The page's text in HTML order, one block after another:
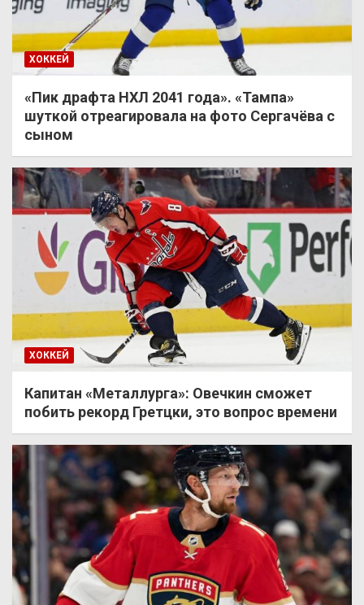
ХОККЕЙ
«Пик драфта НХЛ 2041 года». «Тампа»
шуткой отреагировала на фото Сергачёва с
сыном
ХОККЕЙ
Капитан «Металлурга»: Овечкин сможет
побить рекорд Гретцки, это вопрос времени